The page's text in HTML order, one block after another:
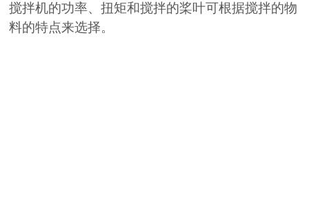
搅拌机的功率、扭矩和搅拌的桨叶可根据搅拌的物
料的特点来选择。